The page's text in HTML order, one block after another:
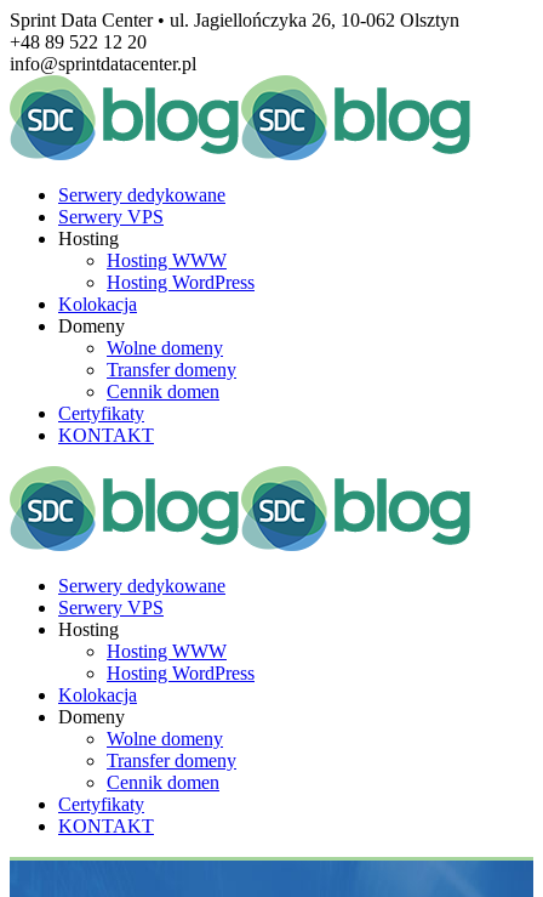
Sprint Data Center • ul. Jagiellończyka 26, 10-062 Olsztyn
+48 89 522 12 20
info@sprintdatacenter.pl
Serwery dedykowane
Serwery VPS
Hosting
Hosting WWW
Hosting WordPress
Kolokacja
Domeny
Wolne domeny
Transfer domeny
Cennik domen
Certyfikaty
KONTAKT
Serwery dedykowane
Serwery VPS
Hosting
Hosting WWW
Hosting WordPress
Kolokacja
Domeny
Wolne domeny
Transfer domeny
Cennik domen
Certyfikaty
KONTAKT